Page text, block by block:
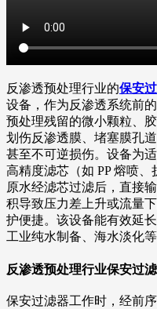
反渗透预处理行业的保安
设备，作为反渗透系统前
预处理残留的微小颗粒、
划伤反渗透膜、堵塞膜孔
甚至不可逆损伤。设备为
高精度滤芯（如 PP 熔喷
原水经滤芯过滤后，直接
积导致压力差上升或流量
护便捷。该设备能有效延
工业纯水制备、海水淡化
反渗透预处理行业保安过
保安过滤器工作时，经前